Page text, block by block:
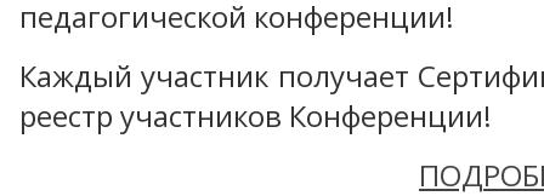
педагогической конференции!
Каждый участник получает
реестр участников Конференции!